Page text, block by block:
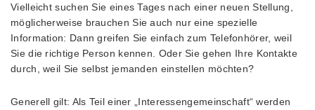
Vielleicht suchen Sie eines Tages nach einer neuen Stellung,
möglicherweise brauchen Sie auch nur eine spezielle
Information: Dann greifen Sie einfach zum Telefonhörer, weil
Sie die richtige Person kennen. Oder Sie gehen Ihre Kontakte
durch, weil Sie selbst jemanden einstellen möchten?
Generell gilt: Als Teil einer „Interessengemeinschaft“ werden